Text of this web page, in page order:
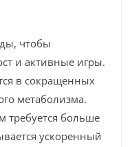
чтобы
и активные игры.
в сокращенных
метаболизма.
требуется больше
ускоренный